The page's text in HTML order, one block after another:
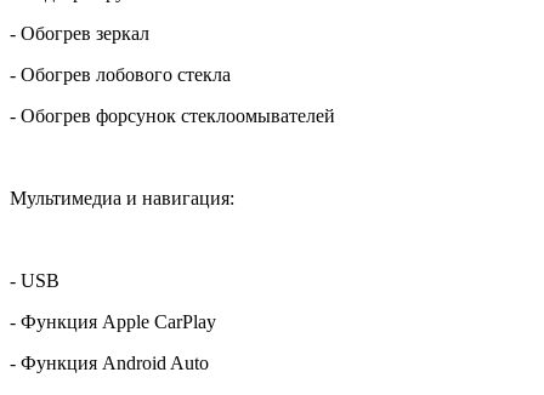
- Обогрев зеркал
- Обогрев лобового стекла
- Обогрев форсунок стеклоомывателей
Мультимедиа и навигация:
- USB
- Функция Apple CarPlay
- Функция Android Auto